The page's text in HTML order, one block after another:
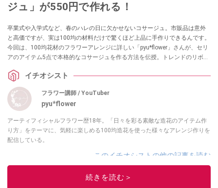
ジュ」が550円で作れる！
卒業式や入学式など、春のハレの日に欠かせないコサージュ。市販品は意外
と高価ですが、実は100均の材料だけで驚くほど上品に手作りできるんです。
今回は、100均花材のフラワーアレンジに詳しい「pyu*flower」さんが、セリ
アのアイテム5点で本格的なコサージュを作る方法を伝授。トレンドのリボン
しくご紹介します。
イチオシスト
フラワー講師 / YouTuber
pyu*flower
アーティフィシャルフラワー歴18年。「日々を彩る素敵な造花のアイテム作
り方」をテーマに、気軽に楽しめる100均造花を使った様々なアレンジ作りを
配信している。
このイチオシストの他の記事を読む
続きを読む＞